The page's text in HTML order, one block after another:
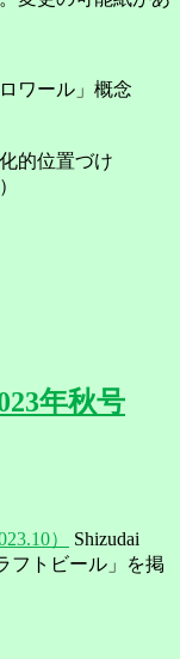
ワール」概念
的位置づけ
年秋号
）
Shizudai
フトビール」を掲